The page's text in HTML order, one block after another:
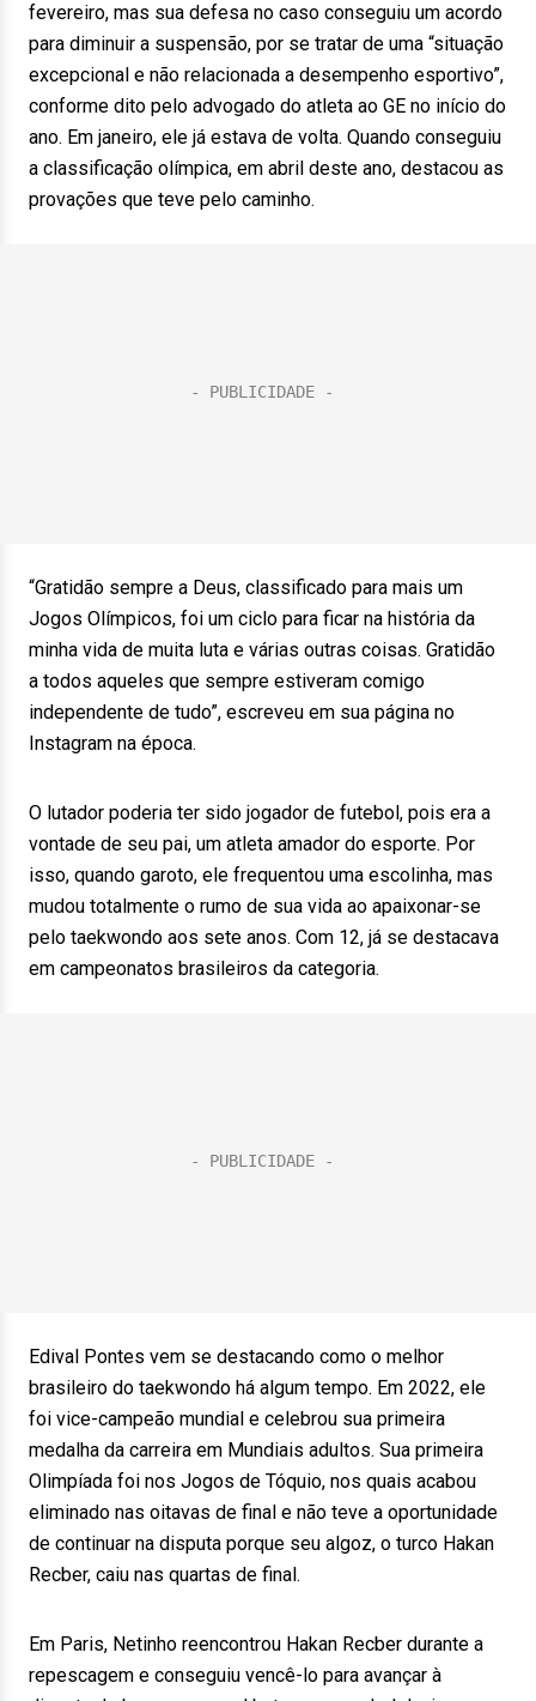
fevereiro, mas sua defesa no caso conseguiu um acordo
para diminuir a suspensão, por se tratar de uma “situação
excepcional e não relacionada a desempenho esportivo”,
conforme dito pelo advogado do atleta ao GE no início do
ano. Em janeiro, ele já estava de volta. Quando conseguiu
a classificação olímpica, em abril deste ano, destacou as
provações que teve pelo caminho.
“Gratidão sempre a Deus, classificado para mais um
Jogos Olímpicos, foi um ciclo para ficar na história da
minha vida de muita luta e várias outras coisas. Gratidão
a todos aqueles que sempre estiveram comigo
independente de tudo”, escreveu em sua página no
Instagram na época.
O lutador poderia ter sido jogador de futebol, pois era a
vontade de seu pai, um atleta amador do esporte. Por
isso, quando garoto, ele frequentou uma escolinha, mas
mudou totalmente o rumo de sua vida ao apaixonar-se
pelo taekwondo aos sete anos. Com 12, já se destacava
em campeonatos brasileiros da categoria.
Edival Pontes vem se destacando como o melhor
brasileiro do taekwondo há algum tempo. Em 2022, ele
foi vice-campeão mundial e celebrou sua primeira
medalha da carreira em Mundiais adultos. Sua primeira
Olimpíada foi nos Jogos de Tóquio, nos quais acabou
eliminado nas oitavas de final e não teve a oportunidade
de continuar na disputa porque seu algoz, o turco Hakan
Recber, caiu nas quartas de final.
Em Paris, Netinho reencontrou Hakan Recber durante a
repescagem e conseguiu vencê-lo para avançar à